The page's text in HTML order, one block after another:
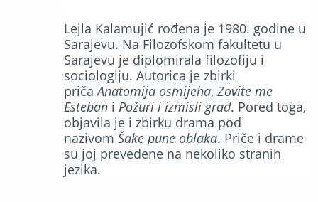
Lejla Kalamujić rođena je 1980. godine u
Sarajevu. Na Filozofskom fakultetu u
Sarajevu je diplomirala filozofiju i
sociologiju. Autorica je zbirki
pričaAnatomija osmijeha, Zovite me
Estebani Požuri i izmisli grad. Pored toga,
objavila je i zbirku drama pod
nazivom Šake pune oblaka. Priče i drame
su joj prevedene na nekoliko stranih
jezika.